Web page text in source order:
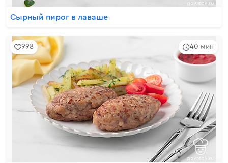
Сырный пирог в лаваше
40 мин
998